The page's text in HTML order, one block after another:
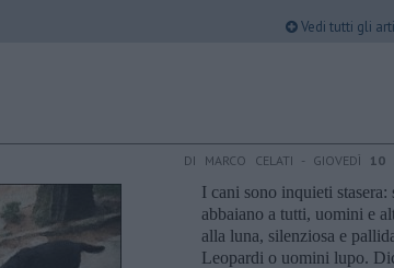
Vedi tutti gli
DI MARCO CELATI - GIOVEDÌ 10
I cani sono inquieti
abbaiano a tutti, uomini e
alla luna, silenziosa e
Leopardi o uomini lupo.